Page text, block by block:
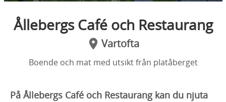
Ållebergs Café och Restaurang
Vartofta
Boende och mat med utsikt från platåberget
På Ållebergs Café och Restaurang kan du njuta